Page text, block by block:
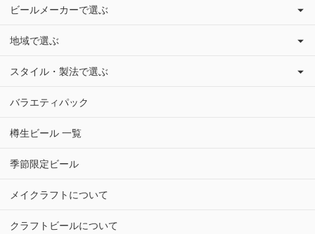
ビールメーカーで選ぶ
地域で選ぶ
スタイル・製法で選ぶ
バラエティパック
樽生ビール 一覧
季節限定ビール
メイクラフトについて
クラフトビールについて